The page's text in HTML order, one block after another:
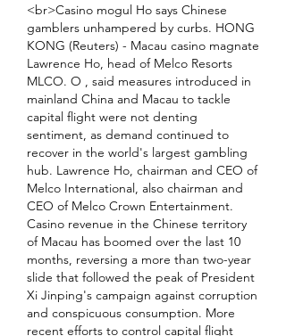
<br>Casino mogul Ho says Chinese
gamblers unhampered by curbs. HONG
KONG (Reuters) - Macau casino magnate
Lawrence Ho, head of Melco Resorts
MLCO. O , said measures introduced in
mainland China and Macau to tackle
capital flight were not denting
sentiment, as demand continued to
recover in the world's largest gambling
hub. Lawrence Ho, chairman and CEO of
Melco International, also chairman and
CEO of Melco Crown Entertainment.
Casino revenue in the Chinese territory
of Macau has boomed over the last 10
months, reversing a more than two-year
slide that followed the peak of President
Xi Jinping's campaign against corruption
and conspicuous consumption. More
recent efforts to control capital flight